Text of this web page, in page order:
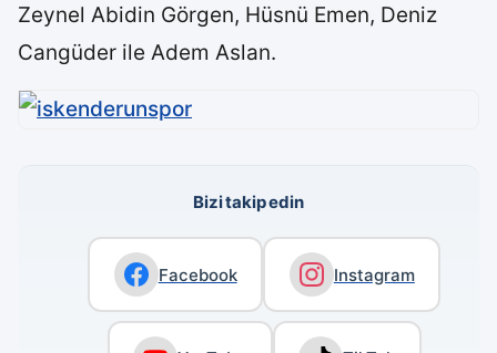
Zeynel Abidin Görgen, Hüsnü Emen, Deniz
Cangüder ile Adem Aslan.
Bizi takip edin
Facebook Instagram